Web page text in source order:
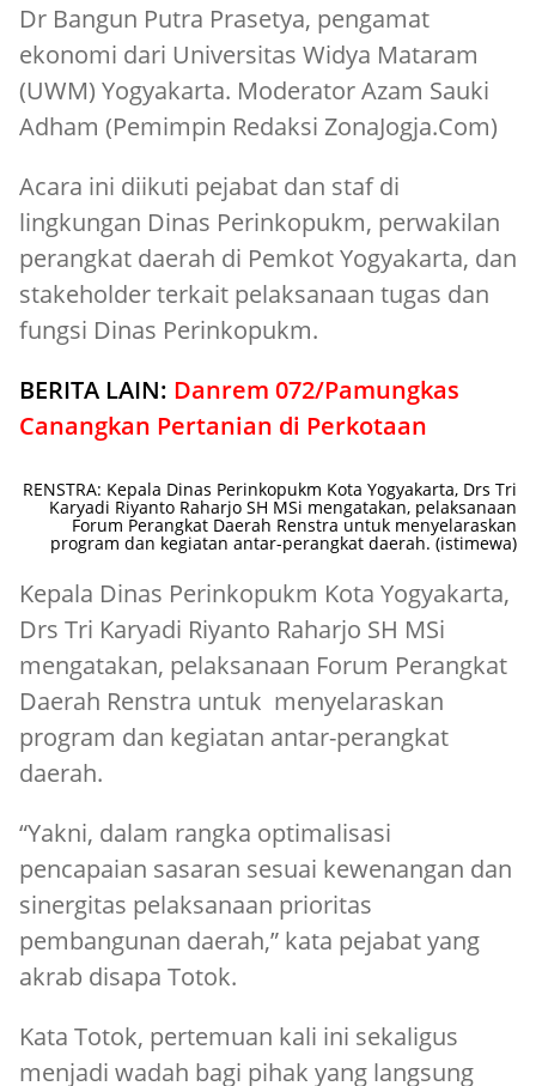
Dr Bangun Putra Prasetya, pengamat
ekonomi dari Universitas Widya Mataram
(UWM) Yogyakarta. Moderator Azam Sauki
Adham (Pemimpin Redaksi ZonaJogja.Com)
Acara ini diikuti pejabat dan staf di
lingkungan Dinas Perinkopukm, perwakilan
perangkat daerah di Pemkot Yogyakarta, dan
stakeholder terkait pelaksanaan tugas dan
fungsi Dinas Perinkopukm.
BERITA LAIN: Danrem 072/Pamungkas
Canangkan Pertanian di Perkotaan
RENSTRA: Kepala Dinas Perinkopukm Kota Yogyakarta, Drs Tri
Karyadi Riyanto Raharjo SH MSi mengatakan, pelaksanaan
Forum Perangkat Daerah Renstra untuk menyelaraskan
program dan kegiatan antar-perangkat daerah. (istimewa)
Kepala Dinas Perinkopukm Kota Yogyakarta,
Drs Tri Karyadi Riyanto Raharjo SH MSi
mengatakan, pelaksanaan Forum Perangkat
Daerah Renstra untuk menyelaraskan
program dan kegiatan antar-perangkat
daerah.
“Yakni, dalam rangka optimalisasi
pencapaian sasaran sesuai kewenangan dan
sinergitas pelaksanaan prioritas
pembangunan daerah,” kata pejabat yang
akrab disapa Totok.
Kata Totok, pertemuan kali ini sekaligus
menjadi wadah bagi pihak yang langsung